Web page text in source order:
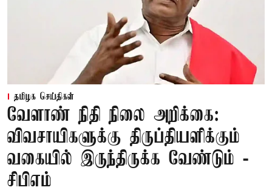
தமிழக செய்திகள்
வேளாண் நிதி நிலை அறிக்கை:
விவசாயிகளுக்கு திருப்தியளிக்கும்
வகையில் இருந்திருக்க வேண்டும் -
சிபிஎம்